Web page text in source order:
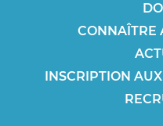
CONNAÎTRE
INSCRIPTION